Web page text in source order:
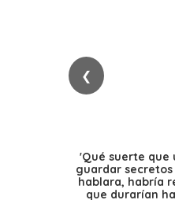
❮
'Qué suerte que
guardar secretos
hablara, habría
que durarían